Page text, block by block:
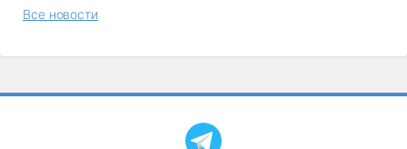
Все новости